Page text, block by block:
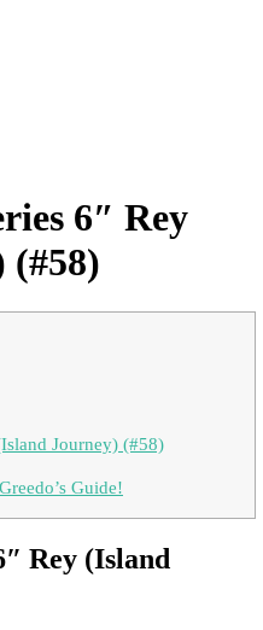
6″ Rey
(#58)
Journey) (#58)
Guide!
Rey (Island